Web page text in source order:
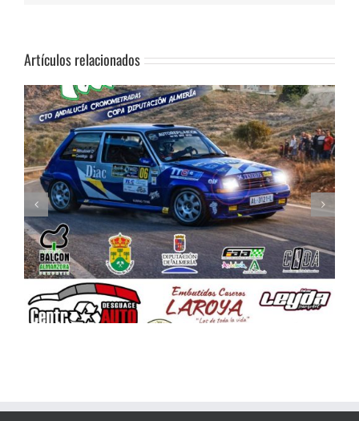
Artículos relacionados
Celebrada la Asamblea General de la FAA